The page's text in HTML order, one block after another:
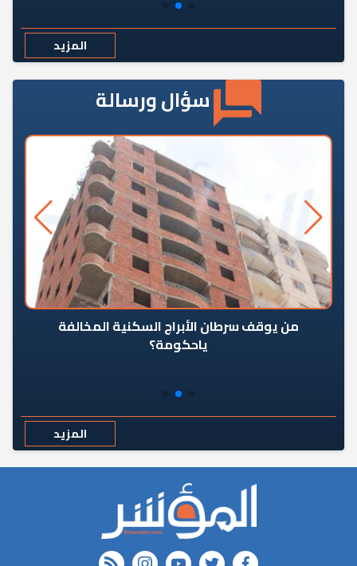
المزيد
سؤال ورسالة
من يوقف سرطان الأبراج السكنية المخالفة
ياحكومة؟
المزيد
FACEBOOK
twitter
youtube
instagram
rss feed